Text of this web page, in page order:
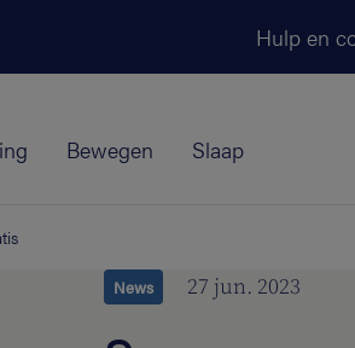
Hulp en
Bewegen Slaap
News 27 jun. 2023